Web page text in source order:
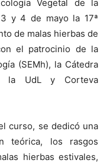
Vegetal de la
y 4 de mayo la 17ª
de malas hierbas de
el patrocinio de la
(SEMh), la Cátedra
la UdL y Corteva
curso, se dedicó una
teórica, los rasgos
hierbas estivales,